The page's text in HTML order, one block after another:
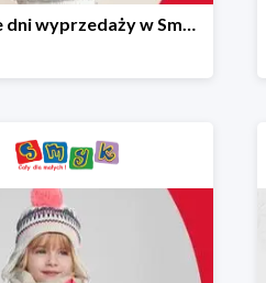
Ostatnie dni wyprzedaży w Smyku do -70%